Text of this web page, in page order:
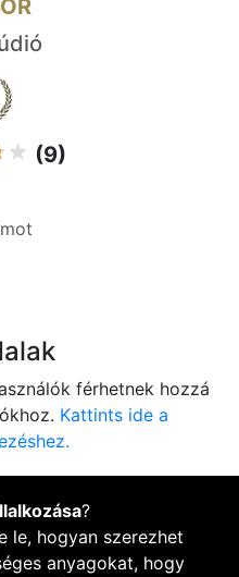
(9)
férhetnek hozzá
Kattints ide a
?
le, hogyan szerezhet
anyagokat, hogy